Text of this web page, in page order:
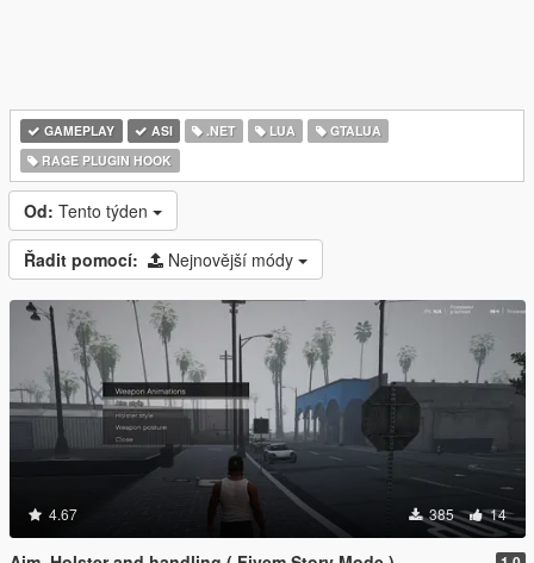
GAMEPLAY ASI .NET LUA
GTALUA
RAGE PLUGIN HOOK
Od: Tento týden
Řadit pomocí: Nejnovější módy
4.67 385 14